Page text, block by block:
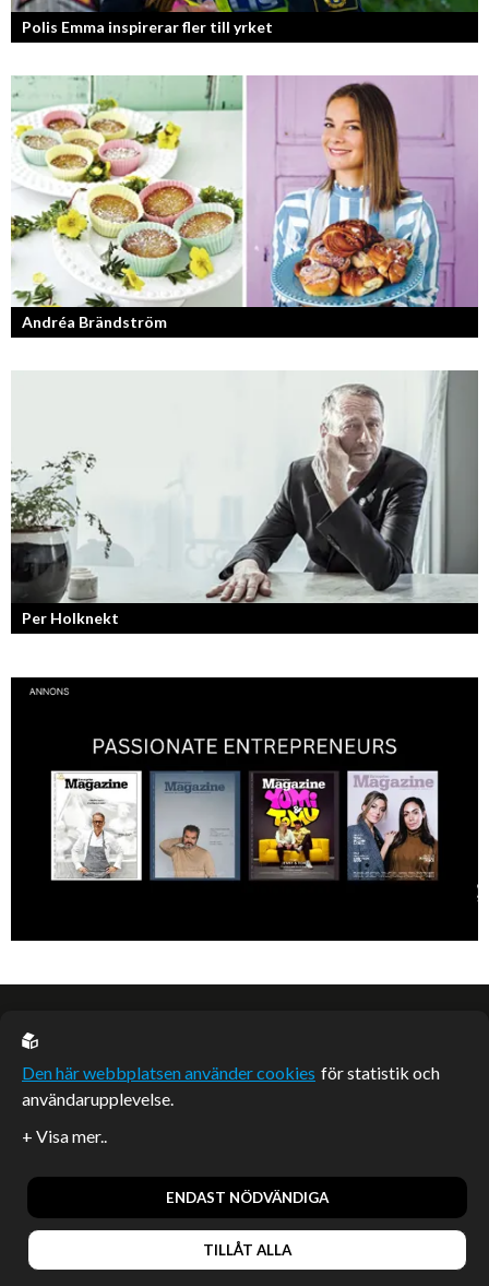
Polis Emma inspirerar fler till yrket
Andréa Brändström
Per Holknekt
Från brädan till scenen
EU casino
Artiklar publicerade på webbplatsen som inte är märkta
redaktionellt är betalda samarbeten.
© 2026, Enterprise Magazine
Den här webbplatsen använder cookies för statistik och
användarupplevelse.
ENDAST NÖDVÄNDIGA
TILLÅT ALLA